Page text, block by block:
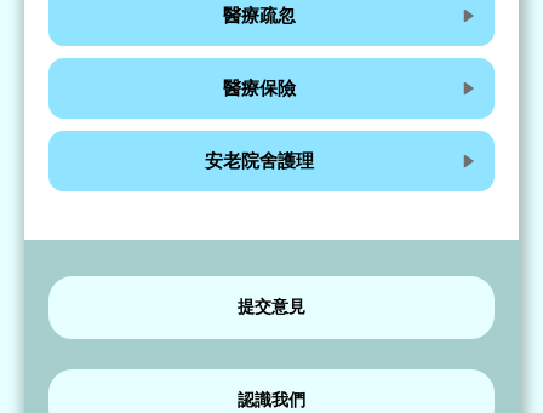
醫療疏忽
醫療保險
安老院舍護理
提交意見
認識我們